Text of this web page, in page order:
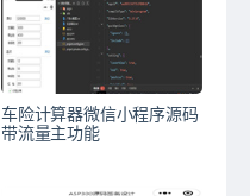
车险计算器微信小程序源码
带流量主功能